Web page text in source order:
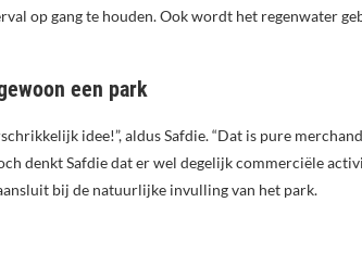
op gang te houden. Ook wordt het regenwater
een park
idee!”, aldus Safdie. “Dat is pure
denkt Safdie dat er wel degelijk commerciële
bij de natuurlijke invulling van het park.